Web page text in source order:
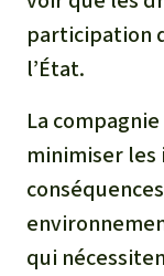
participation
l’État.
La
minimiser
qui